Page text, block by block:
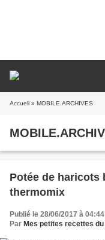
Accueil » MOBILE.ARCHIVES
Potée de haricots
thermomix
Publié le 28/06/2017 à 04:44
Par Mes petites recettes